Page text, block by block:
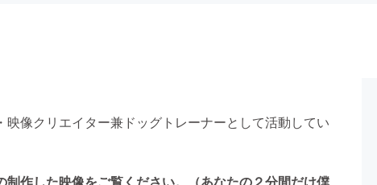
像クリエイター兼ドッグトレーナーとして活動してい
作した映像をご覧ください。（あなたの２分間だけ僕